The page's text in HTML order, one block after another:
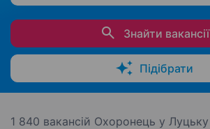
Знайти вакансії
Підібрати
1 840 вакансій Охоронець у Луцьку